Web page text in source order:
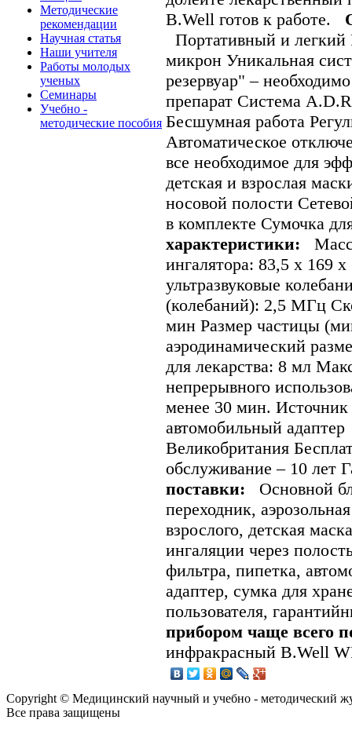
Методические
рекомендации
Научная статья
Наши учителя
Работы молодых
ученых
Семинары
Учебно -
методические пособия
B.Well готов к работе.
Портативный и легкий
микрон Уникальная
резервуар" –
препарат Система
Бесшумная работа
Автоматическое
все необходимое для
детская и взрослая
носовой полости
в комплекте Сумочка
характеристики:
ингалятора: 83,5 х 169
ультразвуковые
(колебаний): 2,5 МГц
мин Размер частицы
аэродинамический
для лекарства: 8 мл
непрерывного
менее 30 мин. Источник
автомобильный
Великобритания
обслуживание – 10 лет
поставки: Основной
переходник,
взрослого, детская
ингаляции через
фильтра, пипетка,
адаптер, сумка для
пользователя,
прибором чаще всего
инфракрасный B.Well
Copyright © Медицинский научный и учебно - методический
Все права защищены